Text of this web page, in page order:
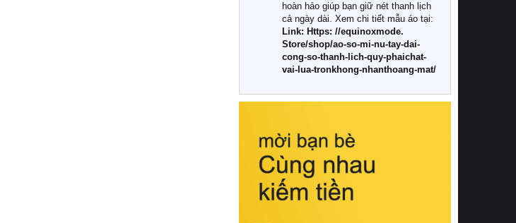
Khác với các dòng sản phẩm thông
thường, những bộ chăn ga gối đệm
cao cấp trải qua quy trình sản xuất
nghiêm ngặt từ khâu chọn lọc nguyên
liệu tự nhiên đến công nghệ dệt
nhuộm hiện đại không chứa hóa chất
này, bạn sẽ cảm nhận rõ rệt sự khác
hồi chuẩn xác của phần đệm nâng đỡ
cột sống.
Bên cạnh đó, việc lựa chọn các dòng
sản phẩm đạt chuẩn chất lượng quốc
tế còn giúp ngăn ngừa tình trạng kích
hoàn hảo giúp bạn giữ nét thanh lịch
cả ngày dài. Xem chi tiết mẫu áo tại:
Link: Https: //equinoxmode.
Store/shop/ao-so-mi-nu-tay-dai-
cong-so-thanh-lich-quy-phaichat-
vai-lua-tronkhong-nhanthoang-mat/